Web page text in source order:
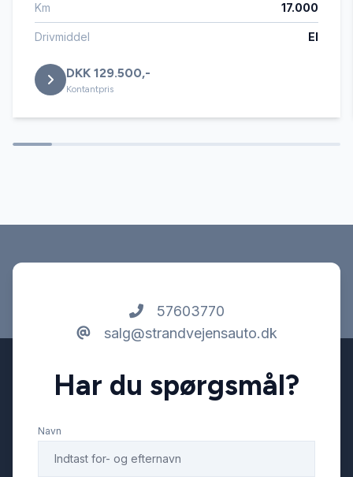
Læderrat
Navigation
Stofsæder
Sædevarme
Tonede ruder
Km 17.000
Drivmiddel El
DKK 129.500,-
Kontantpris
57603770
salg@strandvejensauto.dk
Har du spørgsmål?
Navn